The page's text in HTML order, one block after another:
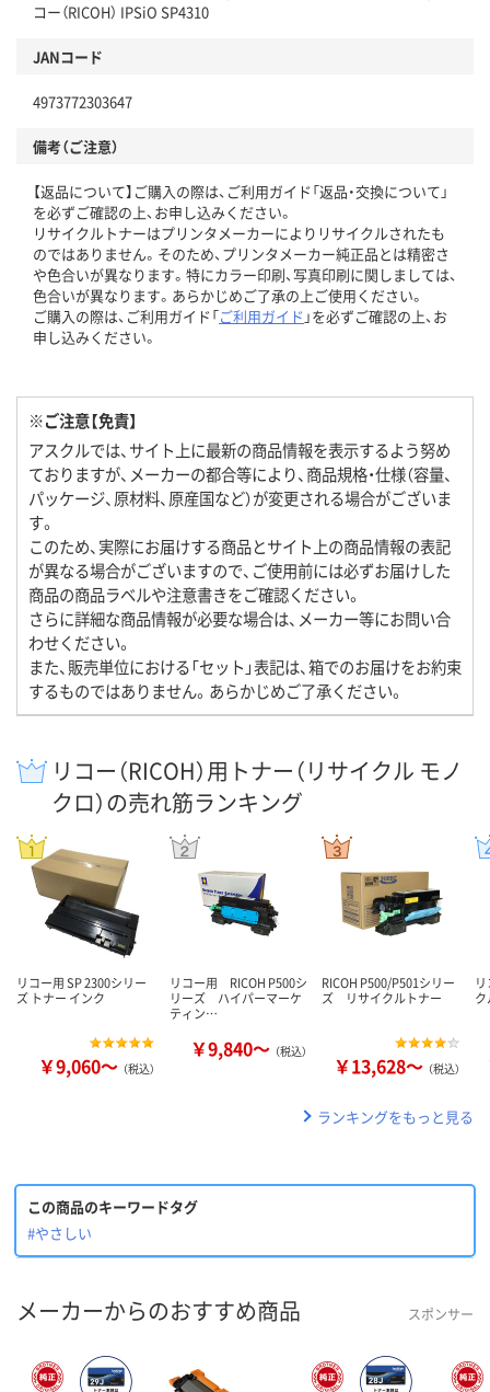
コー（RICOH） IPSiO SP4310
JANコード
4973772303647
備考（ご注意）
【返品について】ご購入の際は、ご利用ガイド「返品・交換について」
を必ずご確認の上、お申し込みください。
リサイクルトナーはプリンタメーカーによりリサイクルされたも
のではありません。そのため、プリンタメーカー純正品とは精密さ
や色合いが異なります。特にカラー印刷、写真印刷に関しましては、
色合いが異なります。あらかじめご了承の上ご使用ください。
ご購入の際は、ご利用ガイド「ご利用ガイド 」を必ずご確認の上、お
申し込みください。
※ご注意【免責】
アスクルでは、サイト上に最新の商品情報を表示するよう努め
ておりますが、メーカーの都合等により、商品規格・仕様（容量、
パッケージ、原材料、原産国など）が変更される場合がございま
す。
このため、実際にお届けする商品とサイト上の商品情報の表記
が異なる場合がございますので、ご使用前には必ずお届けした
商品の商品ラベルや注意書きをご確認ください。
さらに詳細な商品情報が必要な場合は、メーカー等にお問い合
わせください。
また、販売単位における「セット」表記は、箱でのお届けをお約束
するものではありません。あらかじめご了承ください。
リコー（RICOH）用トナー（リサイクル モノ
クロ）の売れ筋ランキング
リコー用 SP 2300シリー
ズ トナー インク
￥9,060～ （税込）
リコー用 RICOH P500シ
リーズ ハイパーマーケ
ティン…
￥9,840～ （税込）
RICOH P500/P501シリー
ズ リサイクルトナー
￥13,628～ （税込）
ランキングをもっと見る
この商品のキーワードタグ
#やさしい
メーカーからのおすすめ商品 スポンサー